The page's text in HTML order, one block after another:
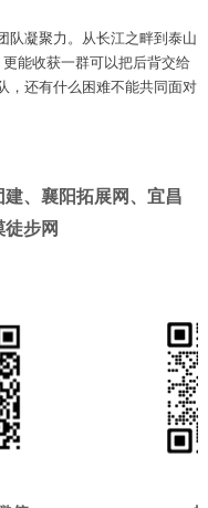
队凝聚力。从长江之畔到泰山
能收获一群可以把后背交给
，还有什么困难不能共同面对
建、 襄阳拓展网 、 宜昌
徒步网